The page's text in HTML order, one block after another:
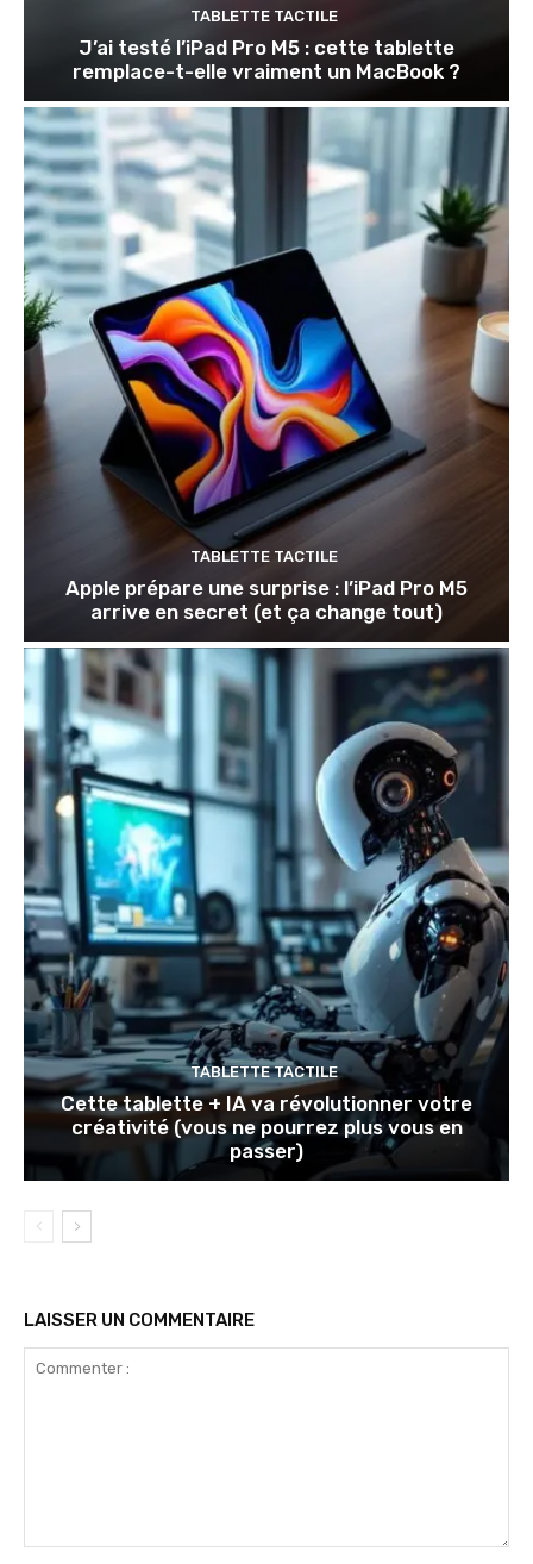
TABLETTE TACTILE
J’ai testé l’iPad Pro M5 : cette tablette
remplace-t-elle vraiment un MacBook ?
TABLETTE TACTILE
Apple prépare une surprise : l’iPad Pro M5
arrive en secret (et ça change tout)
TABLETTE TACTILE
Cette tablette + IA va révolutionner votre
créativité (vous ne pourrez plus vous en
passer)
LAISSER UN COMMENTAIRE